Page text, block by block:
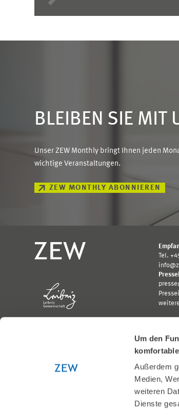
Um den
Außerdem
Medien,
weiteren
Dienste
BLEIBEN SIE MIT
Unser ZEW Monthly bringt Ihnen jeden
wichtige Veranstaltungen.
ZEW MONTHLY ABONNIEREN
Tel.
Gefördert von:
Ministerium
Wissenschaft,